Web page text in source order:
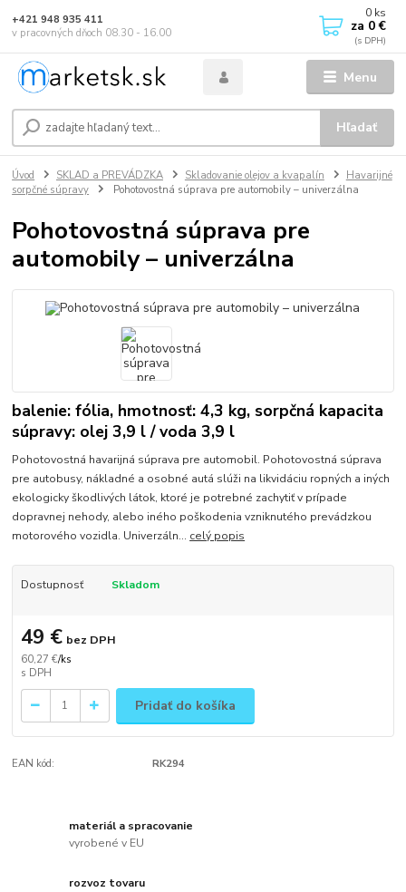
Menu
Hľadať
+421 948 935 411
v pracovných dňoch 08.30 - 16.00
0 ks
za 0 €
Úvod SKLAD a PREVÁDZKA Skladovanie olejov a kvapalín
Havarijné
sorpčné súpravy
Pohotovostná súprava pre automobily – univerzálna
Pohotovostná súprava pre
automobily – univerzálna
balenie: fólia, hmotnosť: 4,3 kg, sorpčná kapacita
súpravy: olej 3,9 l / voda 3,9 l
Pohotovostná havarijná súprava pre automobil. Pohotovostná súprava
pre autobusy, nákladné a osobné autá slúži na likvidáciu ropných a iných
ekologicky škodlivých látok, ktoré je potrebné zachytiť v prípade
dopravnej nehody, alebo iného poškodenia vzniknutého prevádzkou
motorového vozidla. Univerzáln... celý popis
Dostupnosť Skladom
60,27 €/ks
49 € bez DPH
Pridať do košíka
EAN kód: RK294
materiál a spracovanie
vyrobené v EU
rozvoz tovaru